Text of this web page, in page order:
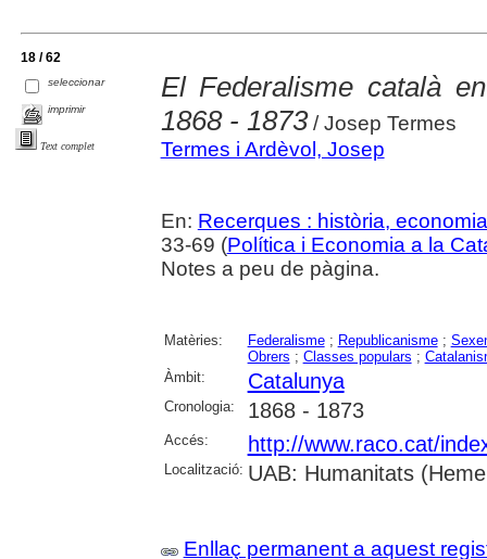
18 / 62
seleccionar
imprimir
Text complet
El Federalisme català
1868 - 1873/ Josep Termes
Termes i Ardèvol, Josep
En: Recerques : història,
33-69 (Política i Economia a la
Notes a peu de pàgina.
Matèries: Federalisme; Republicanisme;
Obrers ; Classes populars ;
Àmbit:
Catalunya
Cronologia: 1868 - 1873
Accés: http://www.raco.cat/
Localització: UAB: Humanitats
Enllaç permanent a aquest